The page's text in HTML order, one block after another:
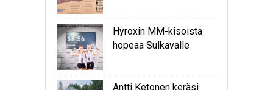
Hyroxin MM-kisoista
hopeaa Sulkavalle
Antti Ketonen keräsi